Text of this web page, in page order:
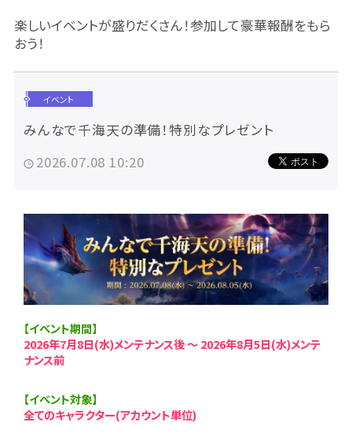
楽しいイベントが盛りだくさん！参加して豪華報酬をもら
おう！
イベント
みんなで千海天の準備！特別なプレゼント
2026.07.08 10:20
【イベント期間】
2026年7月8日(水)メンテナンス後 ～ 2026年8月5日(水)メンテ
ナンス前
【イベント対象】
全てのキャラクター(アカウント単位)